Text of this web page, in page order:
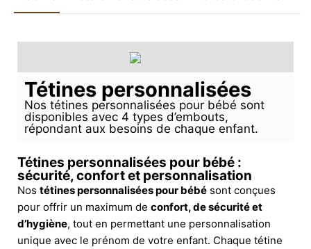
Tétines personnalisées
Nos tétines personnalisées pour bébé sont
disponibles avec 4 types d’embouts,
répondant aux besoins de chaque enfant.
Tétines personnalisées pour bébé :
sécurité, confort et personnalisation
Nos tétines personnalisées pour bébé sont conçues
pour offrir un maximum de confort, de sécurité et
d’hygiène, tout en permettant une personnalisation
unique avec le prénom de votre enfant. Chaque tétine